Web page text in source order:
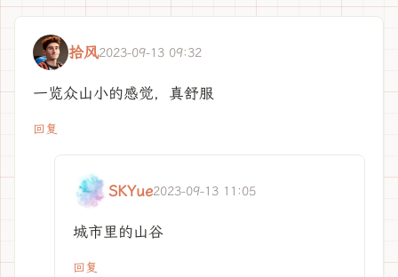
拾风2023-09-13 09:32
一览众山小的感觉，真舒服
回复
SKYue2023-09-13 11:05
城市里的山谷
回复